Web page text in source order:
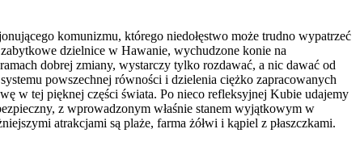
komunizmu, którego niedołęstwo może trudno wypatrzeć
dzielnice w Hawanie, wychudzone konie na
dobrej zmiany, wystarczy tylko rozdawać, a nic dawać od
powszechnej równości i dzielenia ciężko zapracowanych
w tej pięknej części świata. Po nieco refleksyjnej Kubie udajemy
z wprowadzonym właśnie stanem wyjątkowym w
atrakcjami są plaże, farma żółwi i kąpiel z płaszczkami.